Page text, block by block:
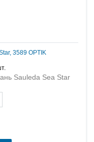
3589 OPTIK
Sauleda Sea Star